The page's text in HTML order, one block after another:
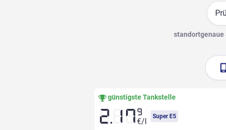
standortgenaue
günstigste Tankstelle
2.17 9
€/l
Super E5